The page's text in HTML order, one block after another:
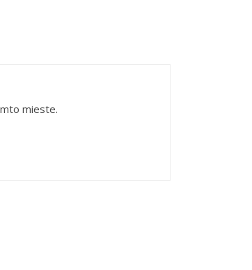
mieste.